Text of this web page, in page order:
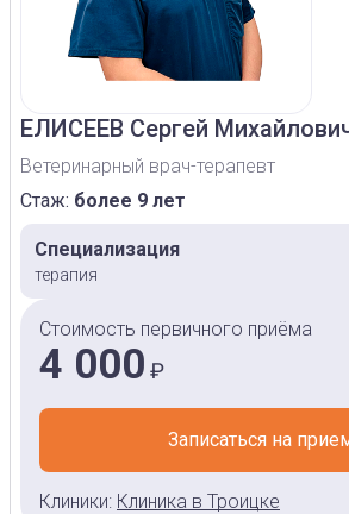
ЕЛИСЕЕВ Сергей
Ветеринарный врач-терапевт
Стаж: более 9 лет
Специализация
терапия
Стоимость первичного приёма
4 000 ₽
Записаться на
Клиники: Клиника в Троицке